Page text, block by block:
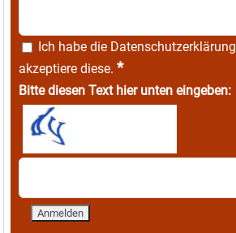
Ich habe die Datenschutzerklärung
akzeptiere diese. *
Bitte diesen Text hier unten eingeben: